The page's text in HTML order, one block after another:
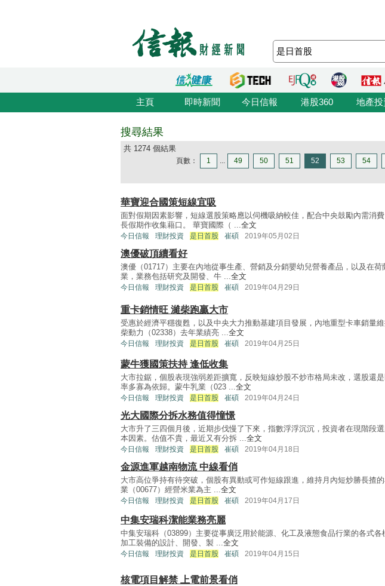
主頁 即時新聞 今日信報 港股360 地產投
搜尋結果
共 1274 個結果
頁數： 1 ... 49 50 51 52 53 54
華寶迎合國策短線宜吸
面對假期因素影響，短線選股策略應以伺機吸納較佳，配合中央鼓勵內需消
長假期作收集藉口。 華寶國際（ ...全文
今日信報 理財投資 是日首股 崔碩 2019年05月02日
澳優破頂續看好
澳優（01717）主要在內地從事生產、營銷及分銷嬰幼兒營養產品，以及在荷
業，業務包括研究及開發、牛 ...全文
今日信報 理財投資 是日首股 崔碩 2019年04月29日
重卡銷情旺 濰柴跑贏大市
受惠於經濟平穩復甦，以及中央大力推動基建項目發展，內地重型卡車銷量
柴動力（02338）去年業績亮 ...全文
今日信報 理財投資 是日首股 崔碩 2019年04月25日
蒙牛獲國策扶持 逢低收集
大市拉鋸，個股表現強弱差距擴寬，反映短線炒股不炒市格局未改，選股還
率多寡為依歸。蒙牛乳業（023 ... 全文
今日信報 理財投資 是日首股 崔碩 2019年04月24日
光大國際分拆水務值得憧憬
大市升了三四個月後，近期步伐慢了下來，指數浮浮沉沉，投資者在現階段
本因素。估值不貴，最近又有分拆 ... 全文
今日信報 理財投資 是日首股 崔碩 2019年04月18日
金源進軍越南物流 中線看俏
大市高位爭持有待突破，個股有異動或可作短線跟進，維持月內短炒勝長揸
業（00677）經營米業為主 ... 全文
今日信報 理財投資 是日首股 崔碩 2019年04月17日
中集安瑞科潔能業務亮麗
中集安瑞科（03899）主要從事廣泛用於能源、化工及液態食品行業的各式各
加工裝備的設計、開發、製 ... 全文
今日信報 理財投資 是日首股 崔碩 2019年04月15日
核電項目解禁 上電前景看俏